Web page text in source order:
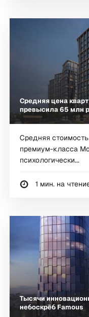
Средняя цена
превысила 65 млн
Средняя
премиум-класса
психологически...
1 мин. на
Тысячи
небоскрёб Famous